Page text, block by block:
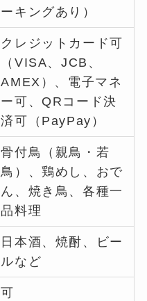
ーキングあり）
クレジットカード可
（VISA、JCB、
AMEX）、電子マネ
ー可、QRコード決
済可（PayPay）
骨付鳥（親鳥・若
鳥）、鶏めし、おで
ん、焼き鳥、各種一
品料理
日本酒、焼酎、ビー
ルなど
可